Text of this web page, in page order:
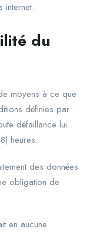
internet.
du
moyens à ce que
définies par
défaillance lui
heures.
des données
obligation de
en aucune